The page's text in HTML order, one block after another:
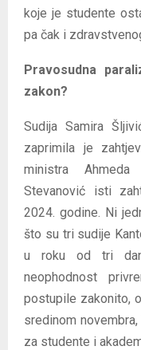
koje je studente
pa čak i
Pravosudna
zakon?
Sudija Samira
zaprimila je
ministra
Stevanović isti
2024. godine. Ni
što su tri sudije
u roku od tri
neophodnost
postupile zakonito,
sredinom
za studente i